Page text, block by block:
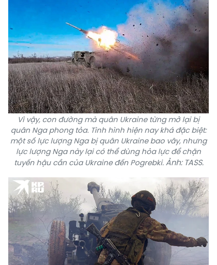
Vì vậy, con đường mà quân Ukraine từng mở lại bị
quân Nga phong tỏa. Tình hình hiện nay khá đặc biệt:
một số lực lượng Nga bị quân Ukraine bao vây, nhưng
lực lượng Nga này lại có thể dùng hỏa lực để chặn
tuyến hậu cần của Ukraine đến Pogrebki.Ảnh: TASS.